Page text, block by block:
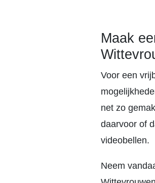
Maak
Voor een
net zo
daarvoor of
videobellen.
Neem